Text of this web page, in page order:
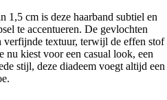
1,5 cm is deze haarband subtiel en
te accentueren. De gevlochten
verfijnde textuur, terwijl de effen stof
nu kiest voor een casual look, een
stijl, deze diadeem voegt altijd een